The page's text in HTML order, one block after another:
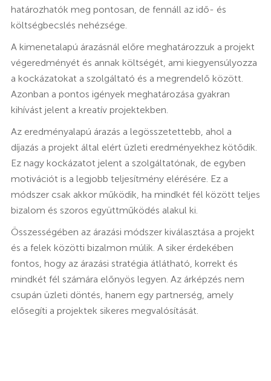
határozhatók meg pontosan, de fennáll az idő- és
költségbecslés nehézsége.
A kimenetalapú árazásnál előre meghatározzuk a projekt
végeredményét és annak költségét, ami kiegyensúlyozza
a kockázatokat a szolgáltató és a megrendelő között.
Azonban a pontos igények meghatározása gyakran
kihívást jelent a kreatív projektekben.
Az eredményalapú árazás a legösszetettebb, ahol a
díjazás a projekt által elért üzleti eredményekhez kötődik.
Ez nagy kockázatot jelent a szolgáltatónak, de egyben
motivációt is a legjobb teljesítmény elérésére. Ez a
módszer csak akkor működik, ha mindkét fél között teljes
bizalom és szoros együttműködés alakul ki.
Összességében az árazási módszer kiválasztása a projekt
és a felek közötti bizalmon múlik. A siker érdekében
fontos, hogy az árazási stratégia átlátható, korrekt és
mindkét fél számára előnyös legyen. Az árképzés nem
csupán üzleti döntés, hanem egy partnerség, amely
elősegíti a projektek sikeres megvalósítását.